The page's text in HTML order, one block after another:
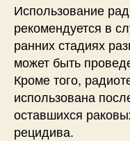
Использование
рекомендуется в
ранних стадиях
может быть
Кроме того,
использована
оставшихся
рецидива.